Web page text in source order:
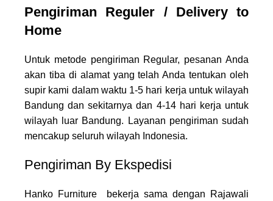
Pengiriman Reguler / Delivery to
Home
Untuk metode pengiriman Regular, pesanan Anda
akan tiba di alamat yang telah Anda tentukan oleh
supir kami dalam waktu 1-5 hari kerja untuk wilayah
Bandung dan sekitarnya dan 4-14 hari kerja untuk
wilayah luar Bandung. Layanan pengiriman sudah
mencakup seluruh wilayah Indonesia.
Pengiriman By Ekspedisi
Hanko Furniture bekerja sama dengan Rajawali